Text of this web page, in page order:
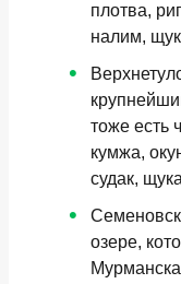
плотва,
налим,
тоже есть
кумжа,
судак,
озере,